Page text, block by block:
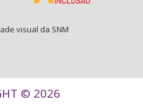
visual da SNM
© 2026